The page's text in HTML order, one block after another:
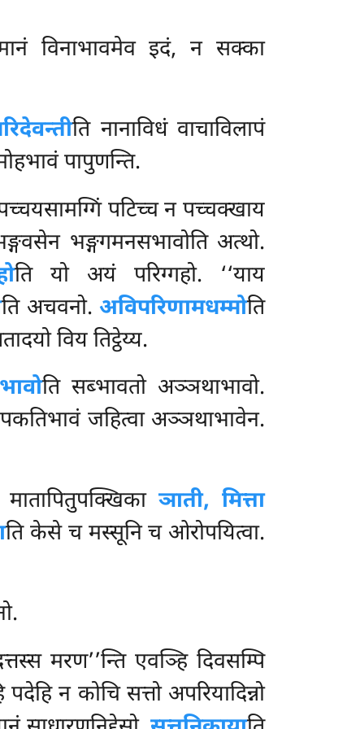
विनाभावमेव इदं, न सक्का
ति नानाविधं वाचाविलापं
पापुणन्ति.
पटिच्च न पच्चक्खाय
भङ्गगमनसभावोति अत्थो.
ति यो अयं परिग्गहो. ‘‘याय
ति अचवनो. अविपरिणामधम्मोति
विय तिट्ठेय्य.
तिसब्भावतो अञ्ञथाभावो.
जहित्वा अञ्ञथाभावेन.
मातापितुपक्खिकाञाती, मित्ता
ति केसे च मस्सूनि च ओरोपयित्वा.
मरण’’न्ति एवञ्हि दिवसम्पि
न कोचि सत्तो अपरियादिन्नो